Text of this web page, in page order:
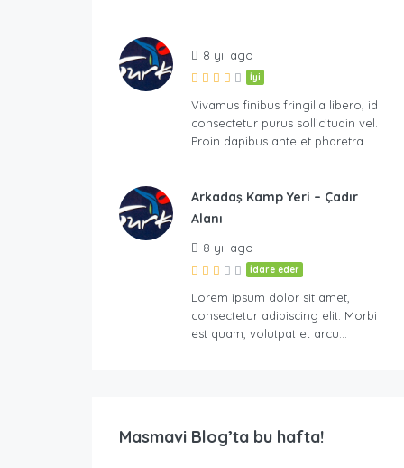
8 yıl ago
İyi
Vivamus finibus fringilla libero, id
consectetur purus sollicitudin vel.
Proin dapibus ante et pharetra…
Arkadaş Kamp Yeri – Çadır
Alanı
8 yıl ago
İdare eder
Lorem ipsum dolor sit amet,
consectetur adipiscing elit. Morbi
est quam, volutpat et arcu…
Masmavi Blog’ta bu hafta!